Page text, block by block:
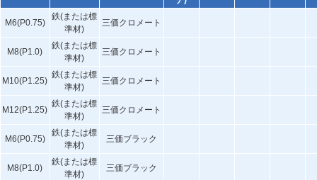
M6(P0.75)
鉄(または標
準材)
三価クロメート
M8(P1.0)
鉄(または標
準材)
三価クロメート
M10(P1.25)
鉄(または標
準材)
三価クロメート
M12(P1.25)
鉄(または標
準材)
三価クロメート
M6(P0.75)
鉄(または標
準材)
三価ブラック
M8(P1.0)
鉄(または標
準材)
三価ブラック